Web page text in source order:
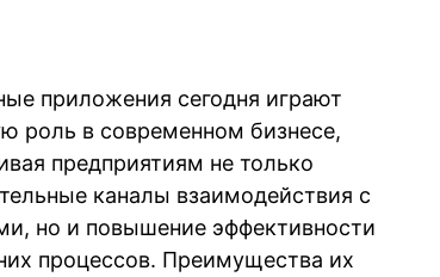
приложения сегодня играют
роль в современном бизнесе,
предприятиям не только
каналы взаимодействия с
но и повышение эффективности
процессов. Преимущества их